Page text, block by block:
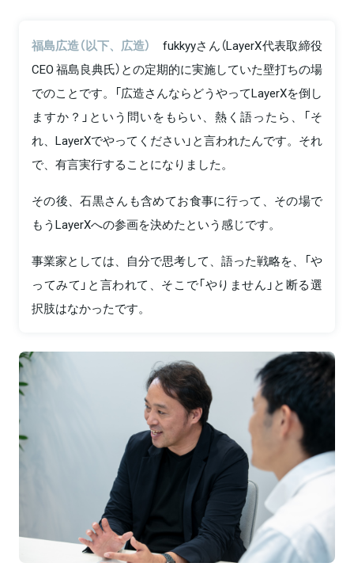
福島広造（以下、広造）
fukkyyさん（LayerX代表取締役
CEO 福島良典氏）との定期的に実施していた壁打ちの場
でのことです。「広造さんならどうやってLayerXを倒し
ますか？」という問いをもらい、熱く語ったら、「そ
れ、LayerXでやってください」と言われたんです。それ
で、有言実行することになりました。
その後、石黒さんも含めてお食事に行って、その場で
もうLayerXへの参画を決めたという感じです。
事業家としては、自分で思考して、語った戦略を、「や
ってみて」と言われて、そこで「やりません」と断る選
択肢はなかったです。